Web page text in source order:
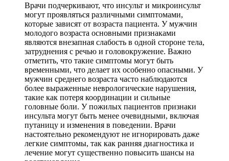
Врачи подчеркивают, что инсульт и микроинсульт
могут проявляться различными симптомами,
которые зависят от возраста пациента. У мужчин
молодого возраста основными признаками
являются внезапная слабость в одной стороне тела,
затруднения с речью и головокружение. Важно
отметить, что такие симптомы могут быть
временными, что делает их особенно опасными. У
мужчин среднего возраста часто наблюдаются
более выраженные неврологические нарушения,
такие как потеря координации и сильные
головные боли. У пожилых пациентов признаки
инсульта могут быть менее очевидными, включая
путаницу и изменения в поведении. Врачи
настоятельно рекомендуют не игнорировать даже
легкие симптомы, так как ранняя диагностика и
лечение могут существенно повысить шансы на